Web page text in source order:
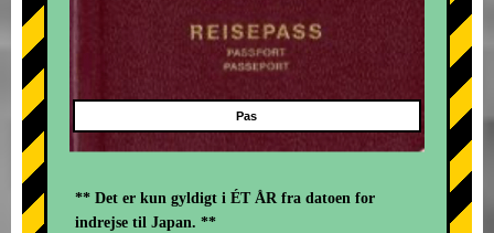
Pas
** Det er kun gyldigt i ÉT ÅR fra datoen for
indrejse til Japan. **